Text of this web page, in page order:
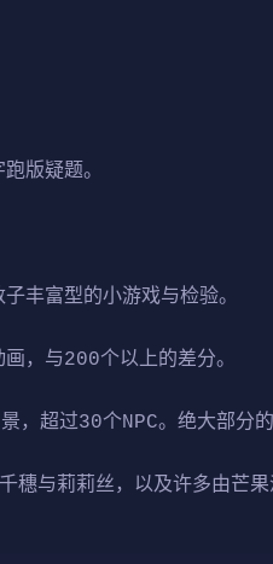
版疑题。
丰富型的小游戏与检验。
，与200个以上的差分。
，超过30个NPC。绝大部分的
穗与莉莉丝，以及许多由芒